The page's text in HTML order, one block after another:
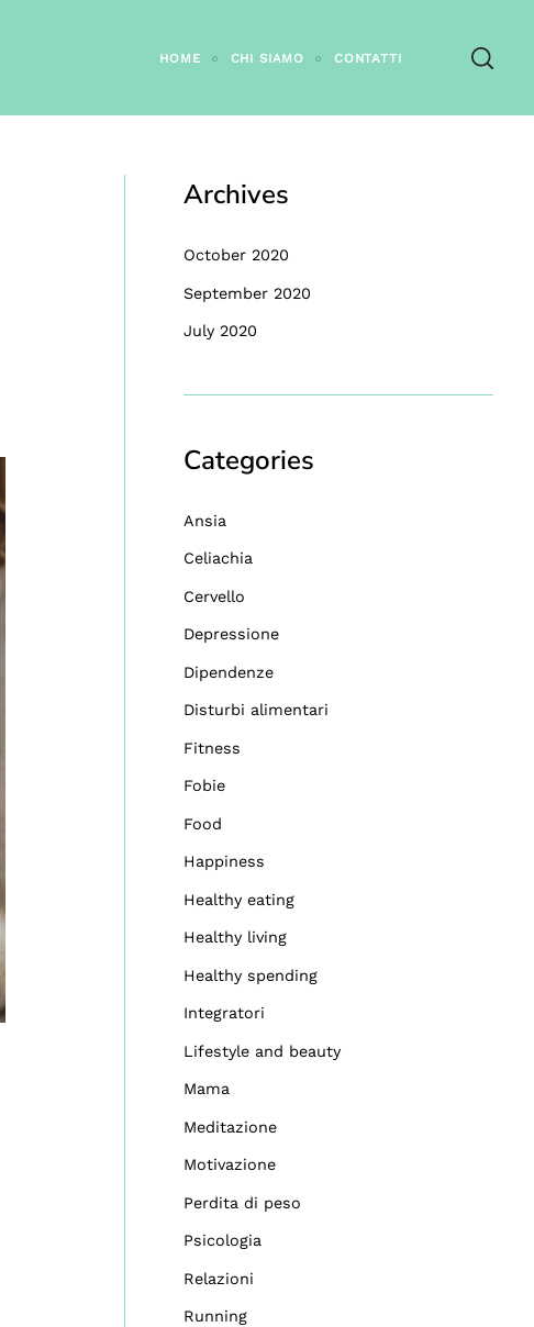
HOME CHI SIAMO CONTATTI
Archives
October 2020
September 2020
July 2020
Categories
Ansia
Celiachia
Cervello
Depressione
Dipendenze
Disturbi alimentari
Fitness
Fobie
Food
Happiness
Healthy eating
Healthy living
Healthy spending
Integratori
Lifestyle and beauty
Mama
Meditazione
Motivazione
Perdita di peso
Psicologia
Relazioni
Running